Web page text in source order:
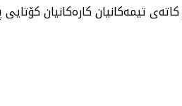
تیمەكانیان كارەكانیان